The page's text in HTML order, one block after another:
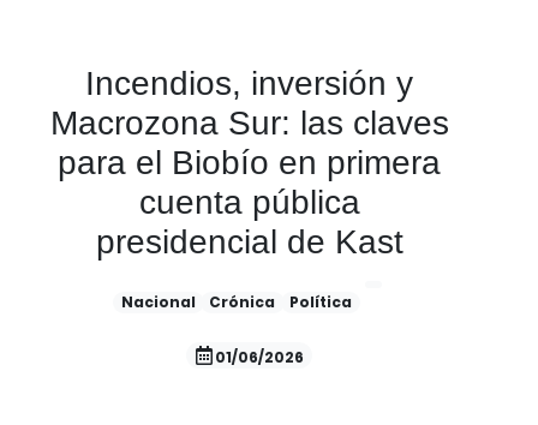
Incendios, inversión y
Macrozona Sur: las claves
para el Biobío en primera
cuenta pública
presidencial de Kast
Nacional Crónica Política
01/06/2026